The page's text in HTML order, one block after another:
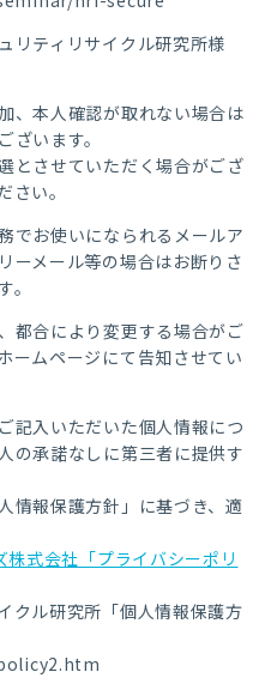
リティリサイクル研究所様
、本人確認が取れない場合は
ざいます。
とさせていただく場合がござ
い。
でお使いになられるメールア
ーメール等の場合はお断りさ
都合により変更する場合がご
ームページにて告知させてい
記入いただいた個人情報につ
の承諾なしに第三者に提供す
情報保護方針」に基づき、適
株式会社「プライバシーポリ
クル研究所「個人情報保護方